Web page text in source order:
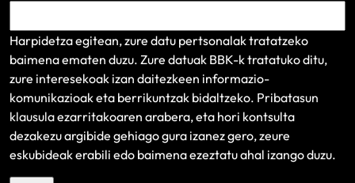
Harpidetza egitean, zure datu pertsonalak tratatzeko
baimena ematen duzu. Zure datuak BBK-k tratatuko ditu,
zure interesekoak izan daitezkeen informazio-
komunikazioak eta berrikuntzak bidaltzeko. Pribatasun
klausulaezarritakoaren arabera, eta hori kontsulta
dezakezu argibide gehiago gura izanez gero, zeure
eskubideak erabili edo baimena ezeztatu ahal izango duzu.